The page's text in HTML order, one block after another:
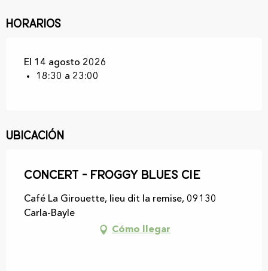
Horarios
El 14 agosto 2026
18:30 a 23:00
Ubicación
Concert - Froggy blues cie
Café La Girouette, lieu dit la remise, 09130
Carla-Bayle
Cómo llegar